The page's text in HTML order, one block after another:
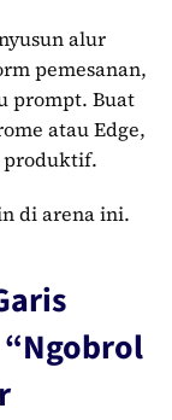
alur
pemesanan,
prompt. Buat
atau Edge,
produktif.
di arena ini.